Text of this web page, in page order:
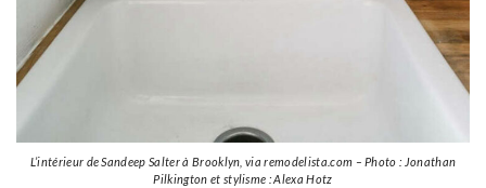
L’intérieur de Sandeep Salter à Brooklyn, via remodelista.com – Photo : Jonathan
Pilkington et stylisme : Alexa Hotz